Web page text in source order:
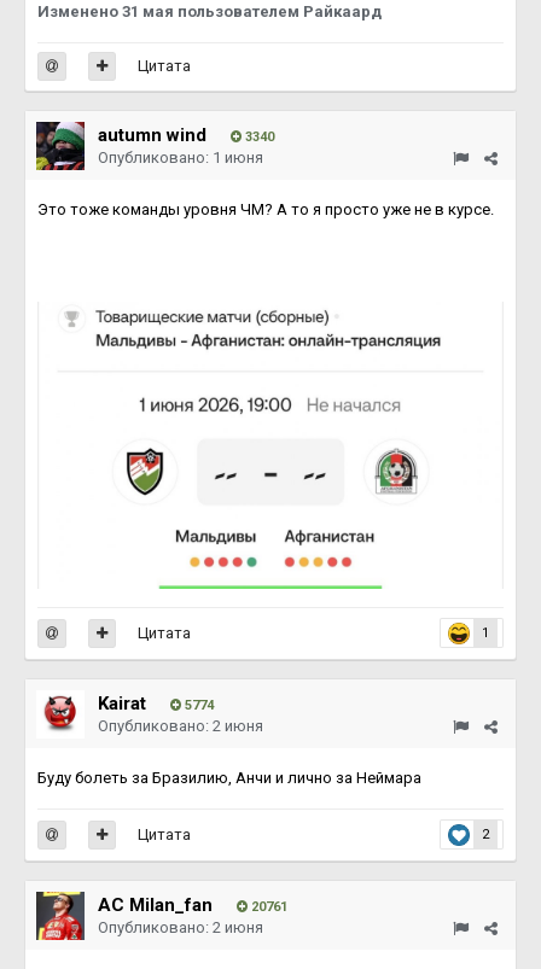
Изменено 31 мая пользователем Райкаард
Цитата
autumn wind 3340
Опубликовано: 1 июня
Это тоже команды уровня ЧМ? А то я просто уже не в курсе.
1
Цитата
Kairat 5774
Опубликовано: 2 июня
Буду болеть за Бразилию, Анчи и лично за Неймара
2
Цитата
AC Milan_fan 20761
Опубликовано: 2 июня